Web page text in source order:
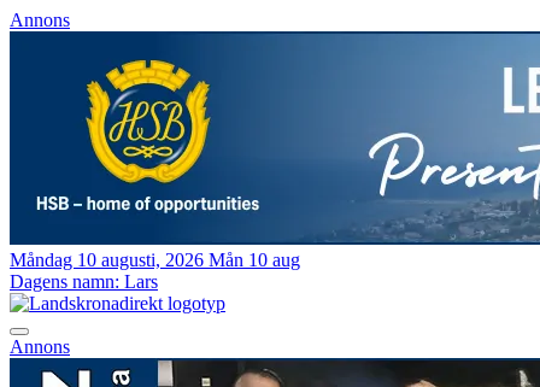
Annons
Måndag 10 augusti, 2026 Mån 10 aug
Dagens namn: Lars
Annons